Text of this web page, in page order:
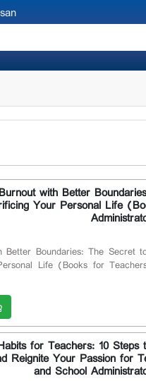
with Better
Your Personal Life
Better Boundaries: The Secret
Life (Books for
for Teachers: 10
Reignite Your Passion for
and School